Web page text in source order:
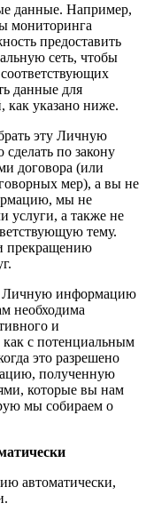
данные. Например,
мониторинга
предоставить
сеть, чтобы
данные для
как указано ниже.
эту Личную
по закону
договора (или
мер), а вы не
мы не
услуги, а также не
тему.
прекращению
Личную информацию
необходима
и
как с потенциальным
это разрешено
полученную
которые вы нам
мы собираем о
автоматически,